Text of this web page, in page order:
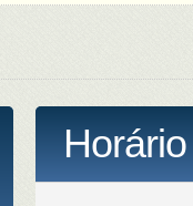
Horário